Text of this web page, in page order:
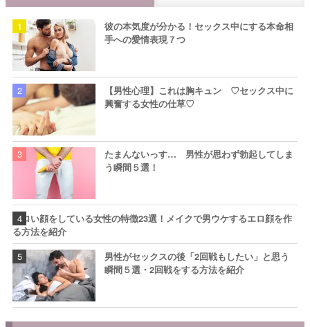
彼の本気度が分かる！セックス中にする本命相
手への愛情表現７つ
【男性心理】これは胸キュン ♡セックス中に
興奮する女性の仕草♡
たまんないっす… 男性が思わず勃起してしま
う瞬間５選！
エロい顔をしている女性の特徴23選！メイクで男ウケするエロ顔を作
る方法を紹介
男性がセックスの後「2回戦もしたい」と思う
瞬間５選・2回戦をする方法を紹介